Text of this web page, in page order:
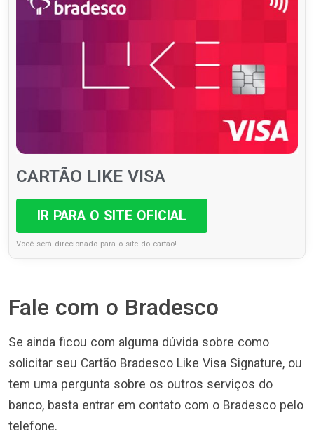
CARTÃO LIKE VISA
IR PARA O SITE OFICIAL
Você será direcionado para o site do cartão!
Fale com o Bradesco
Se ainda ficou com alguma dúvida sobre como
solicitar seu Cartão Bradesco Like Visa Signature, ou
tem uma pergunta sobre os outros serviços do
banco, basta entrar em contato com o Bradesco pelo
telefone.